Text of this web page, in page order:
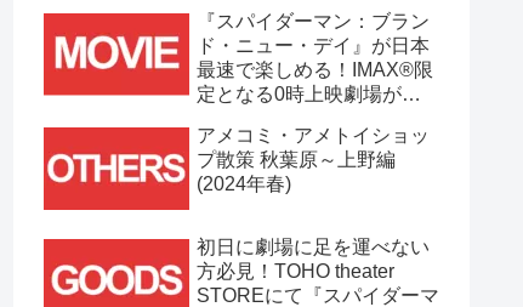
『スパイダーマン：ブラン
ド・ニュー・デイ』が日本
最速で楽しめる！IMAX®限
定となる0時上映劇場が決
アメコミ・アメトイショッ
プ散策 秋葉原～上野編
(2024年春)
初日に劇場に足を運べない
方必見！TOHO theater
STOREにて『スパイダーマ